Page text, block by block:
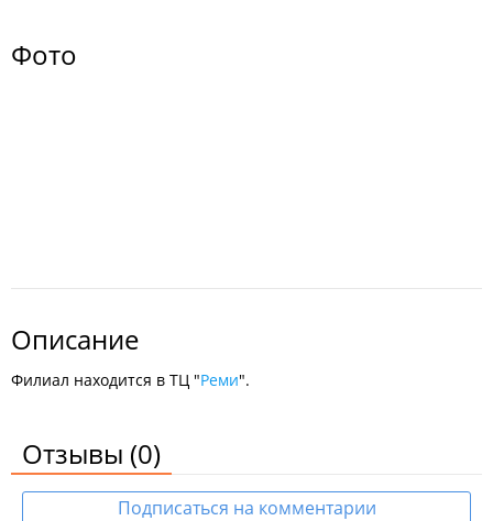
Фото
Описание
Филиал находится в ТЦ "Реми".
Отзывы (0)
Подписаться на комментарии